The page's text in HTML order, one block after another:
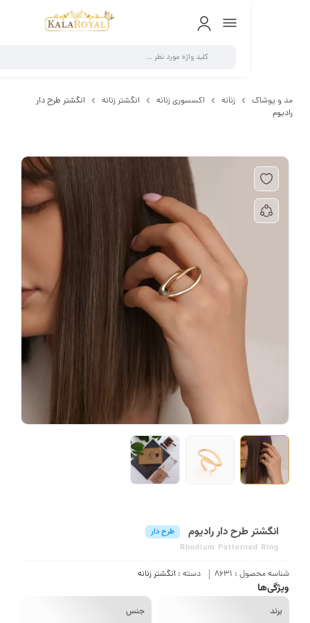
پوشاک زنانه اکسسوری زنانه انگشتر زنانه
انگشتر طرح دار
انگشتر طرح دار رادیوم
طرح دار
Rhodium Patterned Ring
محصول :8631 دسته : انگشتر زنانه